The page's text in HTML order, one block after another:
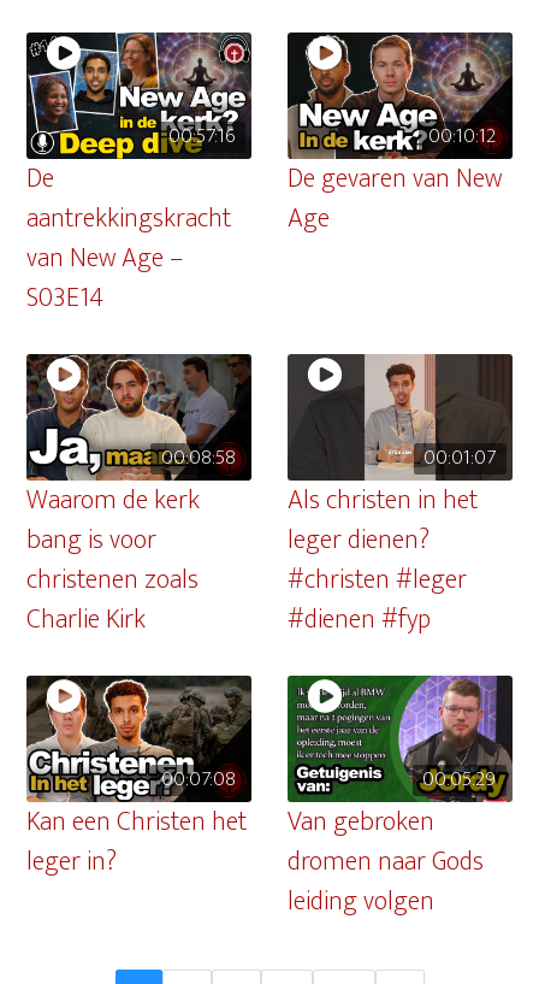
00:57:16
De
aantrekkingskracht
van New Age –
S03E14
00:10:12
De gevaren van New
Age
00:08:58
Waarom de kerk
bang is voor
christenen zoals
Charlie Kirk
00:01:07
Als christen in het
leger dienen?
#christen #leger
#dienen #fyp
00:07:08
Kan een Christen het
leger in?
00:05:29
Van gebroken
dromen naar Gods
leiding volgen